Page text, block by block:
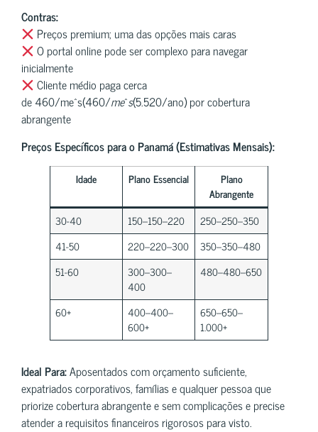
Contras:
Preços premium; uma das opções mais caras
O portal online pode ser complexo para navegar
inicialmente
Cliente médio paga cerca
de 460/me^s(460/me^s(5.520/ano) por cobertura
abrangente
Preços Específicos para o Panamá (Estimativas Mensais):
Idade Plano Essencial
Plano
Abrangente
30-40
150–150–220
250–250–350
41-50
220–220–300
350–350–480
51-60
300–300–
400
480–480–650
60+
400–400–
600+
650–650–
1.000+
Ideal Para:Aposentados com orçamento suficiente,
expatriados corporativos, famílias e qualquer pessoa que
priorize cobertura abrangente e sem complicações e precise
atender a requisitos financeiros rigorosos para visto.